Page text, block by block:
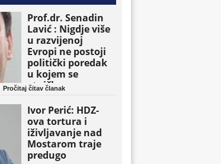
Prof.dr. Senadin
Lavić : Nigdje više
u razvijenoj
Evropi ne postoji
politički poredak
u kojem se
etničke grupe
pojavljuju kao
osnovne političke
jedinice
Pročitaj čitav članak
Ivor Perić: HDZ-
ova tortura i
iživljavanje nad
Mostarom traje
predugo